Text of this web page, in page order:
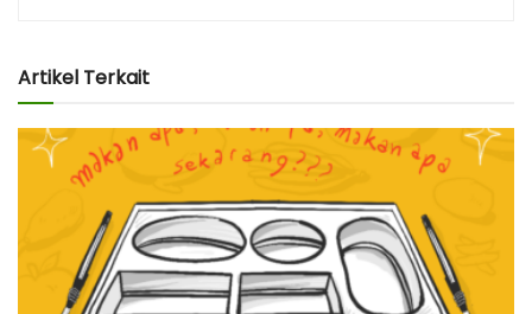
Artikel Terkait